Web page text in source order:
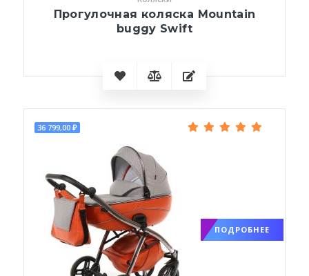
Прогулочная коляска Mountain
buggy Swift
36 799,00 ₽
ПОДРОБНЕЕ